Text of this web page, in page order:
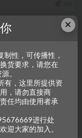
版Win一键单机版
（免虚拟机）+可外网
×
制性，可传播性，
货要求，请您在
。
有，这里所提供资
，请勿直接商
任均由使用者承
进行处
迎大家的加入。